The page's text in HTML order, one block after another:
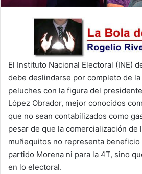
El Instituto Nacional Electoral (INE)
debe deslindarse por completo de
peluches con la figura del
López Obrador, mejor conocidos
que no sean contabilizados como
pesar de que la comercialización de
muñequitos no representa beneficio
partido Morena ni para la 4T, sino
en lo electoral.